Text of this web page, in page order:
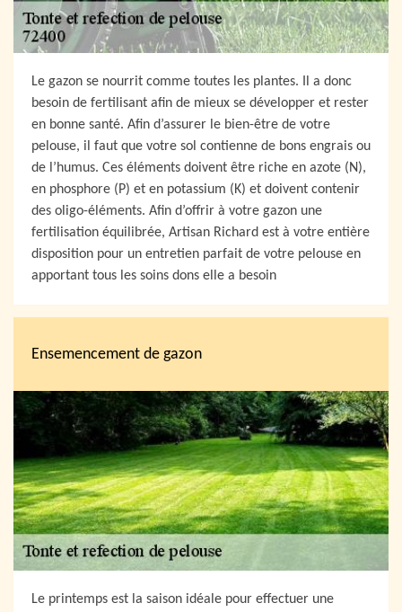
Le gazon se nourrit comme toutes les plantes. Il a donc
besoin de fertilisant afin de mieux se développer et rester
en bonne santé. Afin d’assurer le bien-être de votre
pelouse, il faut que votre sol contienne de bons engrais ou
de l’humus. Ces éléments doivent être riche en azote (N),
en phosphore (P) et en potassium (K) et doivent contenir
des oligo-éléments. Afin d’offrir à votre gazon une
fertilisation équilibrée, Artisan Richard est à votre entière
disposition pour un entretien parfait de votre pelouse en
apportant tous les soins dons elle a besoin
Ensemencement de gazon
Le printemps est la saison idéale pour effectuer une